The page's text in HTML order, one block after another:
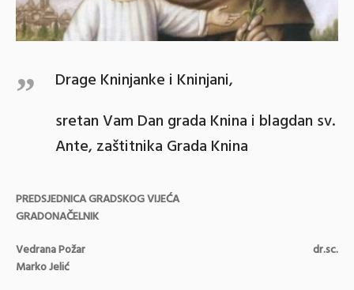
Drage Kninjanke i Kninjani,
sretan Vam Dan grada Knina i blagdan sv.
Ante, zaštitnika Grada Knina
PREDSJEDNICA GRADSKOG VIJEĆA
GRADONAČELNIK
Vedrana Požar dr.sc.
Marko Jelić